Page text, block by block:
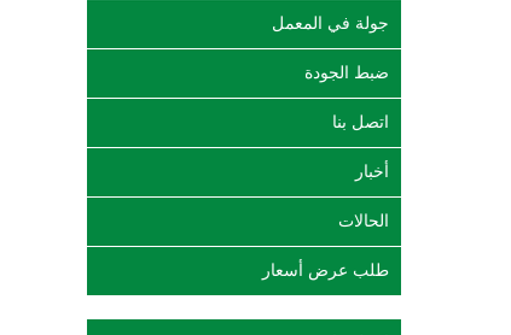
جولة في المعمل
ضبط الجودة
اتصل بنا
أخبار
الحالات
طلب عرض أسعار